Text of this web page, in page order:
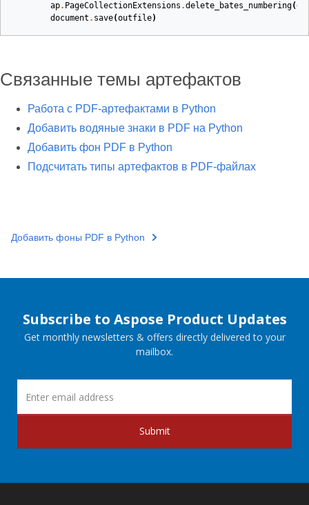
ap. PageCollectionExtensions .delete_bates_numbering(
document . save(outfile)
Связанные темы артефактов
Работа с PDF-артефактами в Python
Добавить водяные знаки в PDF на Python
Добавить фон PDF в Python
Подсчитать типы артефактов в PDF‑файлах
Добавить фоны PDF в Python
Subscribe to Aspose Product Updates
Get monthly newsletters & offers directly delivered to your
mailbox.
Submit